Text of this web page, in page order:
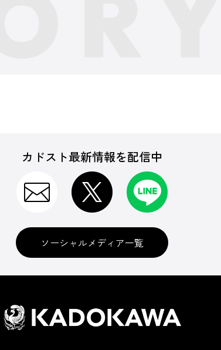
カドスト最新情報を配信中
ソーシャルメディア一覧